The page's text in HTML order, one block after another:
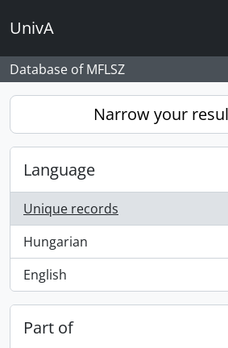
UnivA
Database of MFLSZ
Narrow your
Language
Unique records
, 4 results
Hungarian
, 4 results
English
, 1 results
Part of